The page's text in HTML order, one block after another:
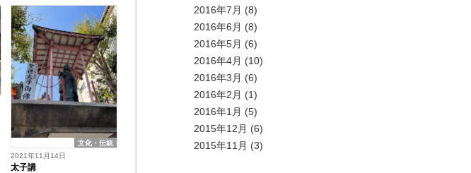
文化・伝統
2021年11月14日
太子講
2016年7月 (8)
2016年6月 (8)
2016年5月 (6)
2016年4月 (10)
2016年3月 (6)
2016年2月 (1)
2016年1月 (5)
2015年12月 (6)
2015年11月 (3)